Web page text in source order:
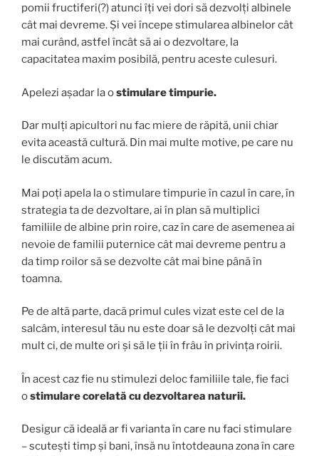
pomii fructiferi(?) atunci îți vei dori să dezvolți albinele
cât mai devreme. Și vei începe stimularea albinelor cât
mai curând, astfel încât să ai o dezvoltare, la
capacitatea maxim posibilă, pentru aceste culesuri.
Apelezi așadar la ostimulare timpurie.
Dar mulți apicultori nu fac miere de răpită, unii chiar
evita această cultură. Din mai multe motive, pe care nu
le discutăm acum.
Mai poți apela la o stimulare timpurie în cazul în care, în
strategia ta de dezvoltare, ai în plan să multiplici
familiile de albine prin roire, caz în care de asemenea ai
nevoie de familii puternice cât mai devreme pentru a
da timp roilor să se dezvolte cât mai bine până în
toamna.
Pe de altă parte, dacă primul cules vizat este cel de la
salcâm, interesul tău nu este doar să le dezvolți cât mai
mult ci, de multe ori și să le ții în frâu în privința roirii.
În acest caz fie nu stimulezi deloc familiile tale, fie faci
ostimulare corelată cu dezvoltarea naturii.
Desigur că ideală ar fi varianta în care nu faci stimulare
– scutești timp și bani, însă nu întotdeauna zona în care